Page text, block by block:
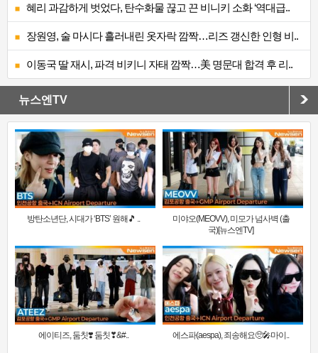
혜리 과감하게 벗었다, 탄수화물 끊고 끈 비니키 소화 ‘역대급..
장원영, 술 마시다 흘러내린 옷자락 깜짝…리즈 갱신한 인형 비..
이동국 딸 재시, 파격 비키니 자태 깜짝…美 명문대 합격 후 리..
뉴스엔TV
방탄소년단, 시대가 ‘BTS’ 원해🎵 ..
미야오(MEOVV), 미모가 넘사벽 (출
국)[뉴스엔TV]
에이티즈, 둠칫❣️ 둠칫❣&#.. 에스파(aespa), 죄송해요🥺🎤마이..